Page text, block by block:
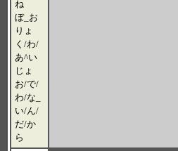
ね
ぼ_お
りょ
く/わ/
あ^い
じょ
お/で/
わ/な_
い/ん/
だ/か
ら